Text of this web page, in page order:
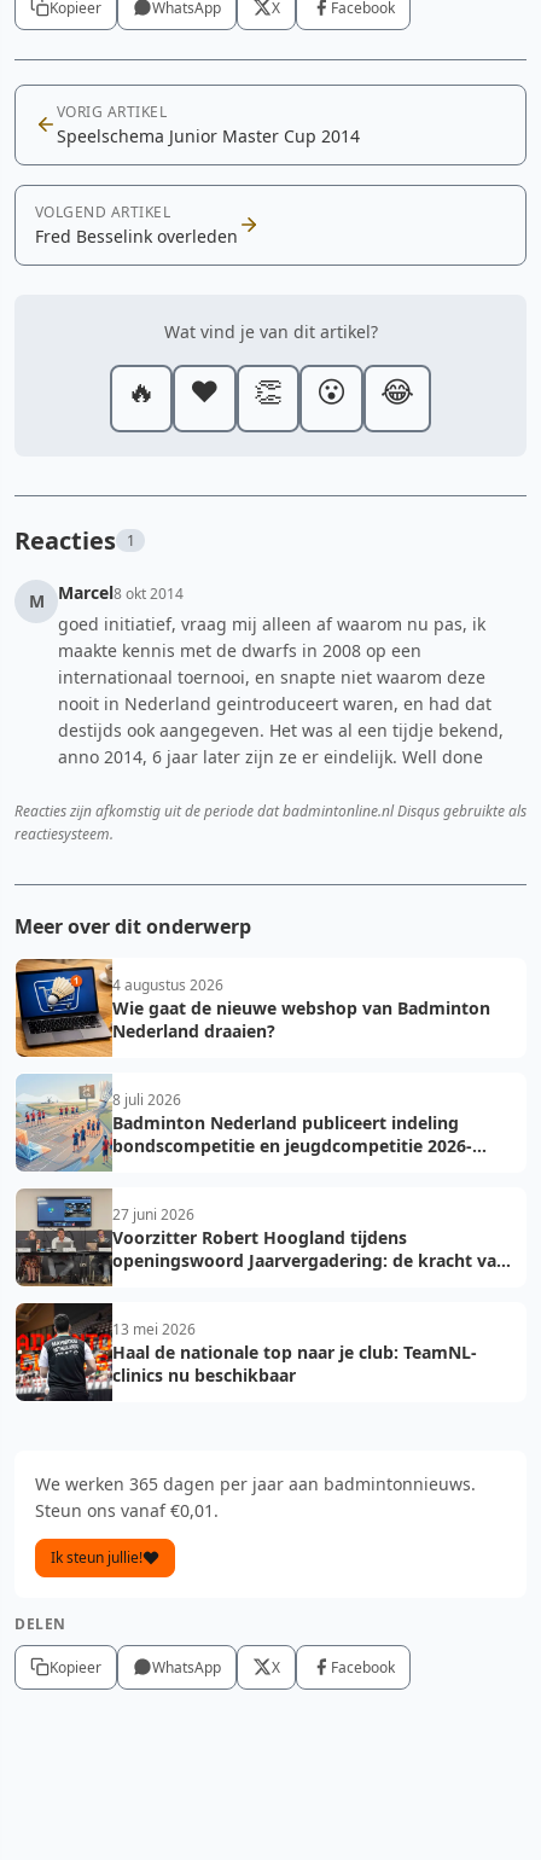
Kopieer WhatsApp X Facebook
VORIG ARTIKEL
Speelschema Junior Master Cup 2014
VOLGEND ARTIKEL
Fred Besselink overleden
Wat vind je van dit artikel?
🔥 ❤️ 👏 😮 😂
Reacties 1
M Marcel8 okt 2014
goed initiatief, vraag mij alleen af waarom nu pas, ik
maakte kennis met de dwarfs in 2008 op een
internationaal toernooi, en snapte niet waarom deze
nooit in Nederland geintroduceert waren, en had dat
destijds ook aangegeven. Het was al een tijdje bekend,
anno 2014, 6 jaar later zijn ze er eindelijk. Well done
Reacties zijn afkomstig uit de periode dat badmintonline.nl Disqus gebruikte als
reactiesysteem.
Meer over dit onderwerp
4 augustus 2026
Wie gaat de nieuwe webshop van Badminton
Nederland draaien?
8 juli 2026
Badminton Nederland publiceert indeling
bondscompetitie en jeugdcompetitie 2026-
27 juni 2026
Voorzitter Robert Hoogland tijdens
openingswoord Jaarvergadering: de kracht van
13 mei 2026
Haal de nationale top naar je club: TeamNL-
clinics nu beschikbaar
We werken 365 dagen per jaar aan badmintonnieuws.
Steun ons vanaf €0,01.
Ik steun jullie!
DELEN
Kopieer WhatsApp X Facebook